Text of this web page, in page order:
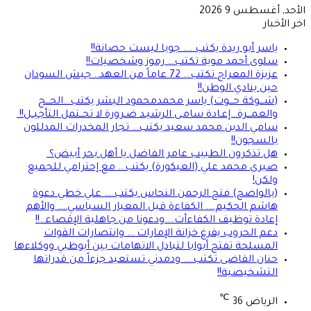
الأحد, أغسطس 9 2026
اخر الأخبار
ياسر أبو ريدة يكتب …. جوبا ليست حصانة!!
سلوى أحمد موية تكتب… رموز وشخصيات!!
عزيزة المعراج تكتب… 72 عاماً من العهد.. جيش السودان
حين ينادي الوطن!!
(شـــوكة حـــوت) ياسر محمدمحمود البشر يكتب…الحـــج
والعمـــرة…إعـادة سامـى الرشيـد ضـرورة لا تحــتمل التأجيــل!!
سامي الدين محمد سعيد يكتب… تجار المخدرات المدللون
بالسجون!!
هل تذكرون الطبيب عامر الفاضل يا أهل بحر أبيض؟
صبرى محمد علي (العيكورة) يكتب… مع إحترامي للجميع
ولكن!
(بالواضح) فتح الرحمن النحاس يكتب…. علي خطي دعوة
هاشم الحكيم…. الكفاءة قبل المعيار السياسي…. والأهم
إعادة توظيف الكفاءأت….ودعونا من جاهلية الإقصاء..!!
دعم الحروب يفرغ خزانة الإمارات … وانتصارات القوات
المسلحة تفتح أبوابا لتبادل الاتهامات بين أبوظبي ووكلاءها
حنان القاضى تكتب…. ودمدني تستعيد جزءاً من قدراتها
التشخيصية!!
الرياض 36
℃